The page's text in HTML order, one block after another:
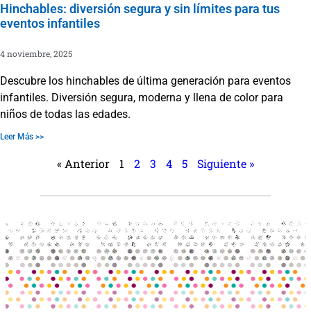
Hinchables: diversión segura y sin límites para tus
eventos infantiles
4 noviembre, 2025
Descubre los hinchables de última generación para eventos
infantiles. Diversión segura, moderna y llena de color para
niños de todas las edades.
Leer Más >>
« Anterior 1 2 3 4 5 Siguiente »